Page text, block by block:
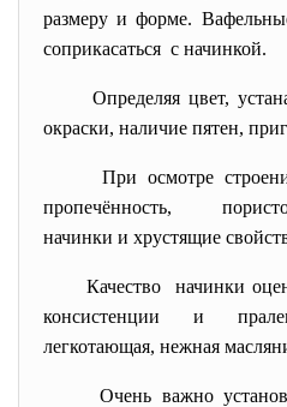
размеру и форме.
соприкасаться с начинкой.
Определяя цвет,
окраски, наличие пятен,
При осмотре
пропечённость,
начинки и хрустящие
Качество начинки
консистенции и
легкотающая, нежная
Очень важно